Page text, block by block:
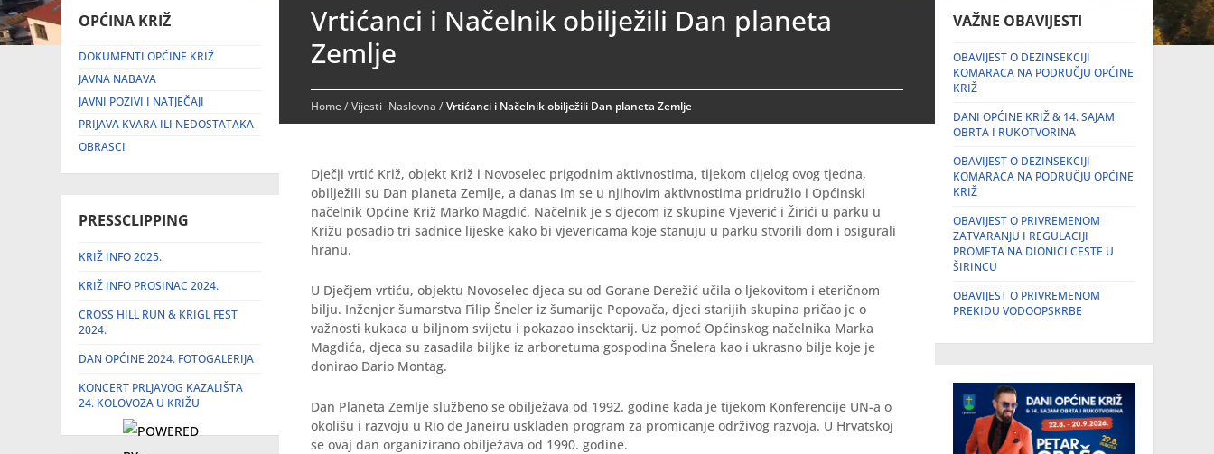
OPĆINA KRIŽ
DOKUMENTI OPĆINE KRIŽ
JAVNA NABAVA
JAVNI POZIVI I NATJEČAJI
PRIJAVA KVARA ILI NEDOSTATAKA
OBRASCI
PRESSCLIPPING
KRIŽ INFO 2025.
KRIŽ INFO PROSINAC 2024.
CROSS HILL RUN & KRIGL FEST
2024.
DAN OPĆINE 2024. FOTOGALERIJA
KONCERT PRLJAVOG KAZALIŠTA
24. KOLOVOZA U KRIŽU
Vrtićanci i Načelnik obilježili Dan planeta
Zemlje
Home/Vijesti- Naslovna /Vrtićanci i Načelnik obilježili Dan planeta Zemlje
Dječji vrtić Križ, objekt Križ i Novoselec prigodnim aktivnostima, tijekom cijelog ovog tjedna,
obilježili su Dan planeta Zemlje, a danas im se u njihovim aktivnostima pridružio i Općinski
načelnik Općine Križ Marko Magdić. Načelnik je s djecom iz skupine Vjeverić i Žirići u parku u
Križu posadio tri sadnice lijeske kako bi vjevericama koje stanuju u parku stvorili dom i osigurali
hranu.
U Dječjem vrtiću, objektu Novoselec djeca su od Gorane Derežić učila o ljekovitom i eteričnom
bilju. Inženjer šumarstva Filip Šneler iz šumarije Popovača, djeci starijih skupina pričao je o
važnosti kukaca u biljnom svijetu i pokazao insektarij. Uz pomoć Općinskog načelnika Marka
Magdića, djeca su zasadila biljke iz arboretuma gospodina Šnelera kao i ukrasno bilje koje je
donirao Dario Montag.
Dan Planeta Zemlje službeno se obilježava od 1992. godine kada je tijekom Konferencije UN-a o
okolišu i razvoju u Rio de Janeiru usklađen program za promicanje održivog razvoja. U Hrvatskoj
se ovaj dan organizirano obilježava od 1990. godine.
VAŽNE OBAVIJESTI
OBAVIJEST O DEZINSEKCIJI
KOMARACA NA PODRUČJU OPĆINE
KRIŽ
DANI OPĆINE KRIŽ & 14. SAJAM
OBRTA I RUKOTVORINA
OBAVIJEST O DEZINSEKCIJI
KOMARACA NA PODRUČJU OPĆINE
KRIŽ
OBAVIJEST O PRIVREMENOM
ZATVARANJU I REGULACIJI
PROMETA NA DIONICI CESTE U
ŠIRINCU
OBAVIJEST O PRIVREMENOM
PREKIDU VODOOPSKRBE